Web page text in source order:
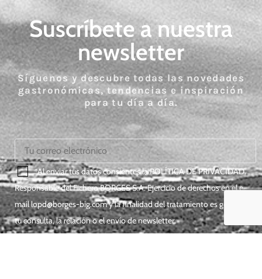
Suscríbete a nuestra
newsletter
Síguenos y descubre todas las novedades
gastronómicas, tendencias e inspiración
para tu día a día.
*Al enviar tus datos consientes laPOLÍTICA DE PRIVACIDAD.
Responsable del Fichero BORGES S.A. Ejercicio de derechos en el e-
maillopd@borges-big.comy la finalidad del tratamiento es gestionar
tu consulta, la relación o el envío de newsletter.